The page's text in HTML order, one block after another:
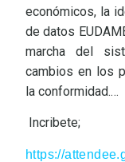
económicos, la
de datos
marcha del
cambios en los
la conformidad.…
Incribete;
https://